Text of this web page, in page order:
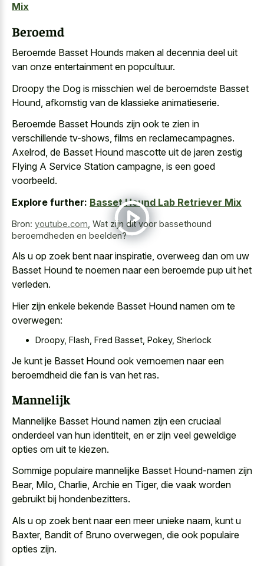
Mix
Beroemd
Beroemde Basset Hounds maken al decennia deel uit
van onze entertainment en popcultuur.
Droopy the Dog is misschien wel de beroemdste Basset
Hound, afkomstig van de klassieke animatieserie.
Beroemde Basset Hounds zijn ook te zien in
verschillende tv-shows, films en reclamecampagnes.
Axelrod, de Basset Hound mascotte uit de jaren zestig
Flying A Service Station campagne, is een goed
voorbeeld.
Explore further: Basset Hound Lab Retriever Mix
Bron: youtube.com Wat zijn dit voor bassethound
beroemdheden en beelden?
Als u op zoek bent naar inspiratie, overweeg dan om uw
Basset Hound te noemen naar een beroemde pup uit het
verleden.
Hier zijn enkele bekende Basset Hound namen om te
overwegen:
Droopy, Flash, Fred Basset, Pokey, Sherlock
Je kunt je Basset Hound ook vernoemen naar een
beroemdheid die fan is van het ras.
Mannelijk
Mannelijke Basset Hound namen zijn een cruciaal
onderdeel van hun identiteit, en er zijn veel geweldige
opties om uit te kiezen.
Sommige populaire mannelijke Basset Hound-namen zijn
Bear, Milo, Charlie, Archie en Tiger, die vaak worden
gebruikt bij hondenbezitters.
Als u op zoek bent naar een meer unieke naam, kunt u
Baxter, Bandit of Bruno overwegen, die ook populaire
opties zijn.